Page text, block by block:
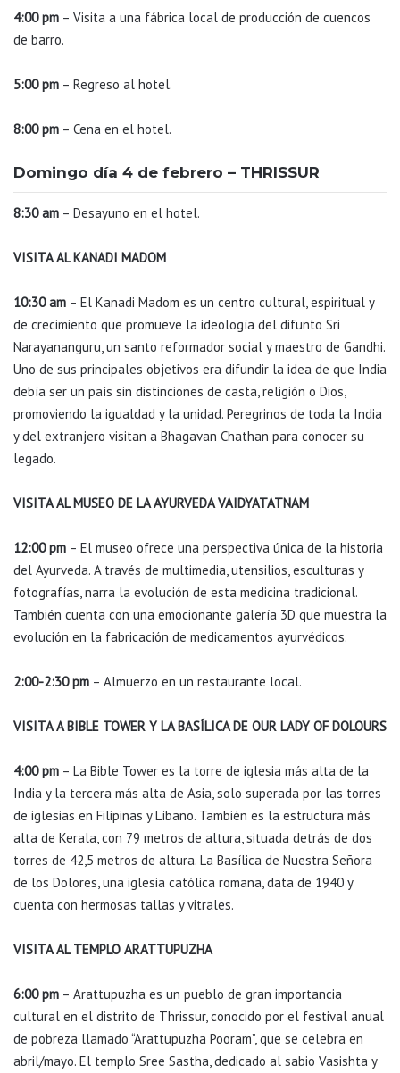
4:00 pm – Visita a una fábrica local de producción de cuencos
de barro.
5:00 pm – Regreso al hotel.
8:00 pm – Cena en el hotel.
Domingo día 4 de febrero – THRISSUR
8:30 am – Desayuno en el hotel.
VISITA AL KANADI MADOM
10:30 am – El Kanadi Madom es un centro cultural, espiritual y
de crecimiento que promueve la ideología del difunto Sri
Narayananguru, un santo reformador social y maestro de Gandhi.
Uno de sus principales objetivos era difundir la idea de que India
debía ser un país sin distinciones de casta, religión o Dios,
promoviendo la igualdad y la unidad. Peregrinos de toda la India
y del extranjero visitan a Bhagavan Chathan para conocer su
legado.
VISITA AL MUSEO DE LA AYURVEDA VAIDYATATNAM
12:00 pm – El museo ofrece una perspectiva única de la historia
del Ayurveda. A través de multimedia, utensilios, esculturas y
fotografías, narra la evolución de esta medicina tradicional.
También cuenta con una emocionante galería 3D que muestra la
evolución en la fabricación de medicamentos ayurvédicos.
2:00-2:30 pm – Almuerzo en un restaurante local.
VISITA A BIBLE TOWER Y LA BASÍLICA DE OUR LADY OF DOLOURS
4:00 pm – La Bible Tower es la torre de iglesia más alta de la
India y la tercera más alta de Asia, solo superada por las torres
de iglesias en Filipinas y Líbano. También es la estructura más
alta de Kerala, con 79 metros de altura, situada detrás de dos
torres de 42,5 metros de altura. La Basílica de Nuestra Señora
de los Dolores, una iglesia católica romana, data de 1940 y
cuenta con hermosas tallas y vitrales.
VISITA AL TEMPLO ARATTUPUZHA
6:00 pm – Arattupuzha es un pueblo de gran importancia
cultural en el distrito de Thrissur, conocido por el festival anual
de pobreza llamado “Arattupuzha Pooram”, que se celebra en
abril/mayo. El templo Sree Sastha, dedicado al sabio Vasishta y